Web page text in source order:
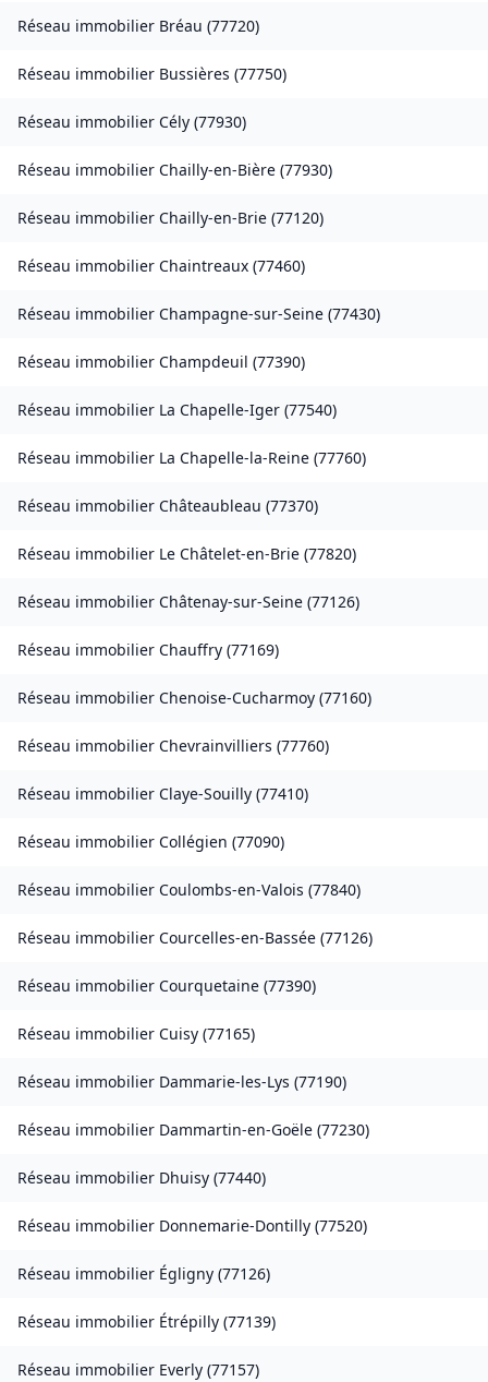
Réseau immobilier Bréau (77720)
Réseau immobilier Bussières (77750)
Réseau immobilier Cély (77930)
Réseau immobilier Chailly-en-Bière (77930)
Réseau immobilier Chailly-en-Brie (77120)
Réseau immobilier Chaintreaux (77460)
Réseau immobilier Champagne-sur-Seine (77430)
Réseau immobilier Champdeuil (77390)
Réseau immobilier La Chapelle-Iger (77540)
Réseau immobilier La Chapelle-la-Reine (77760)
Réseau immobilier Châteaubleau (77370)
Réseau immobilier Le Châtelet-en-Brie (77820)
Réseau immobilier Châtenay-sur-Seine (77126)
Réseau immobilier Chauffry (77169)
Réseau immobilier Chenoise-Cucharmoy (77160)
Réseau immobilier Chevrainvilliers (77760)
Réseau immobilier Claye-Souilly (77410)
Réseau immobilier Collégien (77090)
Réseau immobilier Coulombs-en-Valois (77840)
Réseau immobilier Courcelles-en-Bassée (77126)
Réseau immobilier Courquetaine (77390)
Réseau immobilier Cuisy (77165)
Réseau immobilier Dammarie-les-Lys (77190)
Réseau immobilier Dammartin-en-Goële (77230)
Réseau immobilier Dhuisy (77440)
Réseau immobilier Donnemarie-Dontilly (77520)
Réseau immobilier Égligny (77126)
Réseau immobilier Étrépilly (77139)
Réseau immobilier Everly (77157)